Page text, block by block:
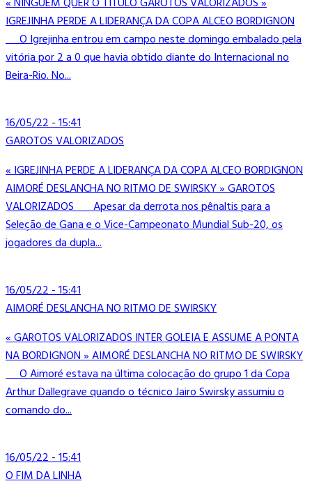
IGREJINHA PERDE A LIDERANÇA DA COPA ALCEO BORDIGNON
O Igrejinha entrou em campo neste domingo embalado pela
vitória por 2 a 0 que havia obtido diante do Internacional no
Beira-Rio. No...
16/05/22 - 15:41
GAROTOS VALORIZADOS
« IGREJINHA PERDE A LIDERANÇA DA COPA ALCEO BORDIGNON
AIMORÉ DESLANCHA NO RITMO DE SWIRSKY » GAROTOS
VALORIZADOS Apesar da derrota nos pênaltis para a
Seleção de Gana e o Vice-Campeonato Mundial Sub-20, os
jogadores da dupla...
16/05/22 - 15:41
AIMORÉ DESLANCHA NO RITMO DE SWIRSKY
« GAROTOS VALORIZADOS INTER GOLEIA E ASSUME A PONTA
NA BORDIGNON » AIMORÉ DESLANCHA NO RITMO DE SWIRSKY
O Aimoré estava na última colocação do grupo 1 da Copa
Arthur Dallegrave quando o técnico Jairo Swirsky assumiu o
comando do...
16/05/22 - 15:41
O FIM DA LINHA